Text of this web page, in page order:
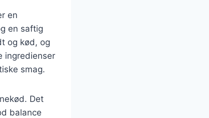
en
en saftig
og kød, og
ingredienser
smag.
Det
balance